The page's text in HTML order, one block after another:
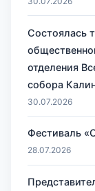
Состоялась
отделения
собора
30.07.2026
Фестиваль
28.07.2026